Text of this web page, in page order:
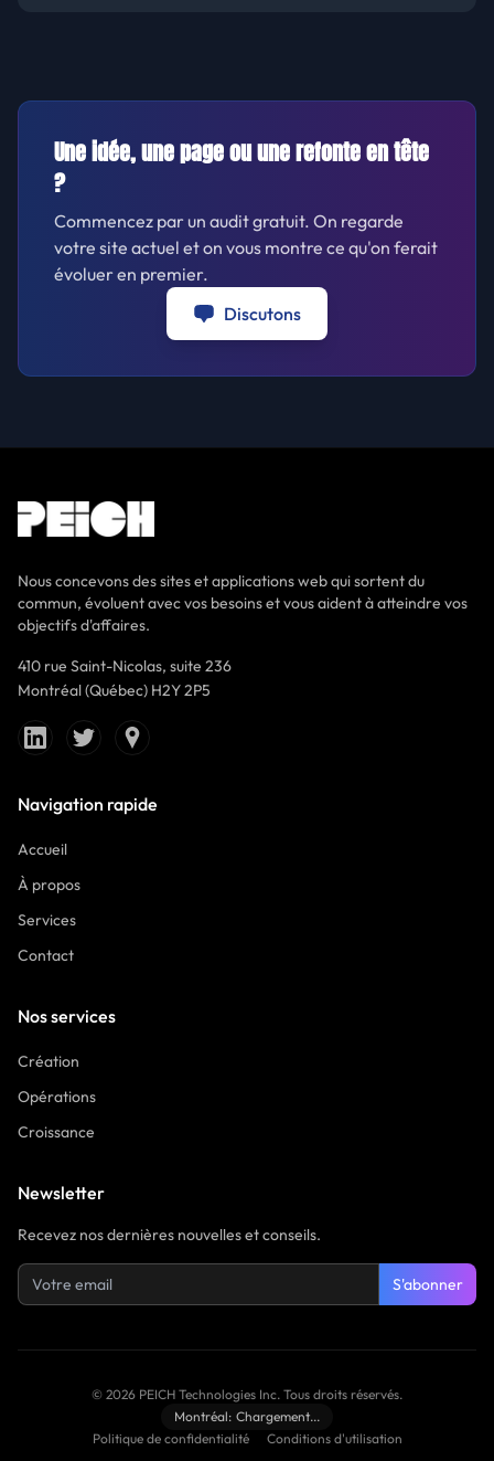
Une idée, une page ou une refonte en tête
?
Commencez par un audit gratuit. On regarde
votre site actuel et on vous montre ce qu'on ferait
évoluer en premier.
Discutons
Nous concevons des sites et applications web qui sortent du
commun, évoluent avec vos besoins et vous aident à atteindre vos
objectifs d'affaires.
410 rue Saint-Nicolas, suite 236
Montréal (Québec) H2Y 2P5
Navigation rapide
Accueil
À propos
Services
Contact
Nos services
Création
Opérations
Croissance
Newsletter
Recevez nos dernières nouvelles et conseils.
S'abonner
© 2026 PEICH Technologies Inc. Tous droits réservés.
Montréal: Chargement...
Politique de confidentialité
Conditions d'utilisation